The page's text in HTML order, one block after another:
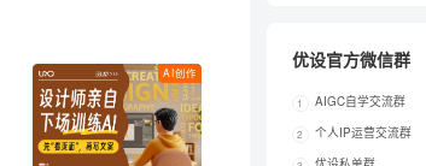
AI创作
优设官方微信群
1 AIGC自学交流群
2 个人IP运营交流群